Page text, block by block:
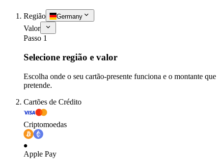
Região Germany
Valor
Passo 1
Selecione região e valor
Escolha onde o seu cartão-presente funciona e o montante que
pretende.
Cartões de Crédito
Criptomoedas
Apple Pay